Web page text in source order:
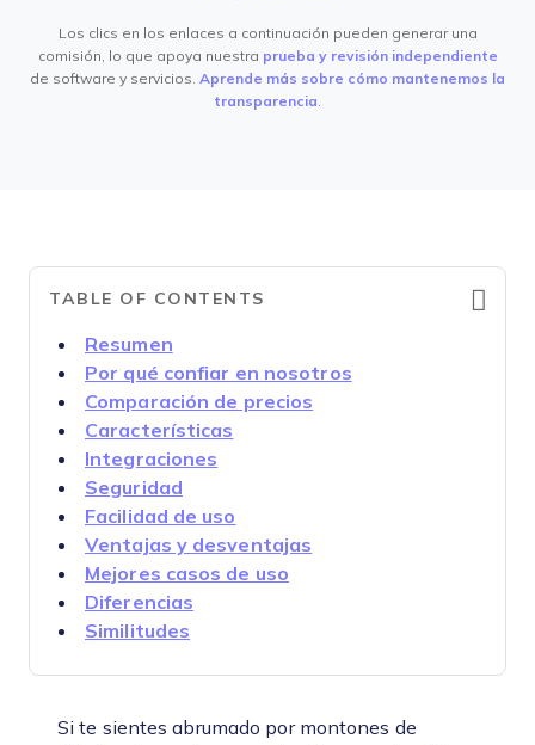
Los clics en los enlaces a continuación pueden generar una
comisión, lo que apoya nuestra prueba y revisión independiente
de software y servicios. Aprende más sobre cómo mantenemos la
transparencia.
TABLE OF CONTENTS
Resumen
Por qué confiar en nosotros
Comparación de precios
Características
Integraciones
Seguridad
Facilidad de uso
Ventajas y desventajas
Mejores casos de uso
Diferencias
Similitudes
Si te sientes abrumado por montones de